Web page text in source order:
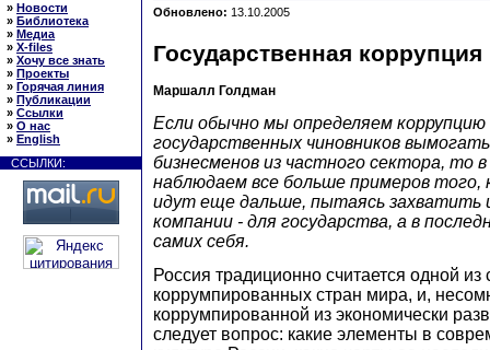
» Новости
» Библиотека
» Медиа
» X-files
» Хочу все знать
» Проекты
» Горячая линия
» Публикации
» Ссылки
» О нас
» English
ССЫЛКИ:
Обновлено: 13.10.2005
Государственная
Маршалл Голдман
Если обычно мы определяем
государственных чиновников
бизнесменов из частного сектора, то
наблюдаем все больше примеров того,
идут еще дальше, пытаясь захватить
компании - для государства, а в
самих себя.
Россия традиционно считается одной
коррумпированных стран мира, и,
коррумпированной из экономически
следует вопрос: какие элементы в